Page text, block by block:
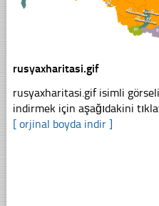
rusyaxharitasi.gif
rusyaxharitasi.gif isimli
indirmek için aşağıdakini
[ orjinal boyda indir ]